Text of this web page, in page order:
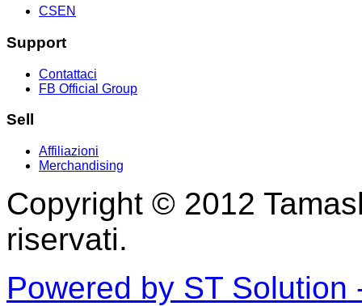
CSEN
Support
Contattaci
FB Official Group
Sell
Affiliazioni
Merchandising
Copyright © 2012
riservati.
Powered by ST